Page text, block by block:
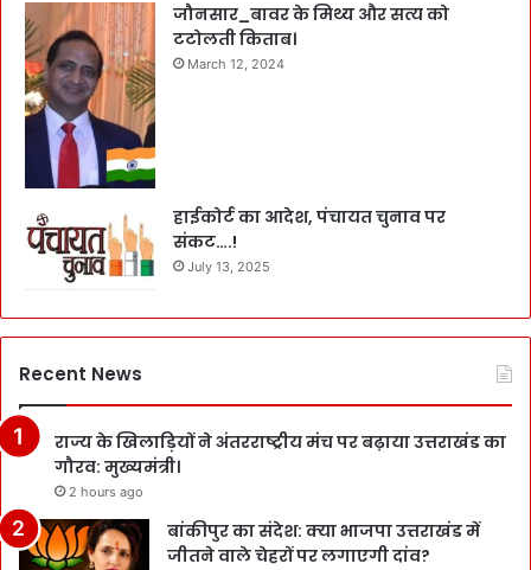
जौनसार_बावर के मिथ्य और सत्य को
टटोलती किताब।
March 12, 2024
हाईकोर्ट का आदेश, पंचायत चुनाव पर
संकट….!
July 13, 2025
Recent News
राज्य के खिलाड़ियों ने अंतरराष्ट्रीय मंच पर बढ़ाया उत्तराखंड का
गौरव: मुख्यमंत्री।
2 hours ago
बांकीपुर का संदेश: क्या भाजपा उत्तराखंड में
जीतने वाले चेहरों पर लगाएगी दांव?